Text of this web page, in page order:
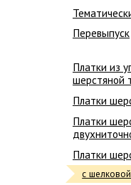
Перевыпуск
Платки из
шерстяной
Платки
Платки
Платки
с